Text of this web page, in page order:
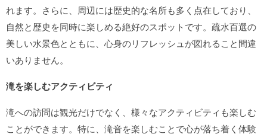
れます。さらに、周辺には歴史的な名所も多く点在しており、
自然と歴史を同時に楽しめる絶好のスポットです。疏水百選の
美しい水景色とともに、心身のリフレッシュが図れること間違
いありません。
滝を楽しむアクティビティ
滝への訪問は観光だけでなく、様々なアクティビティも楽しむ
ことができます。特に、滝音を楽しむことで心が落ち着く体験